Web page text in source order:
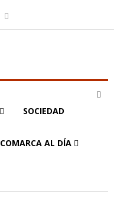
SOCIEDAD
COMARCA AL DÍA